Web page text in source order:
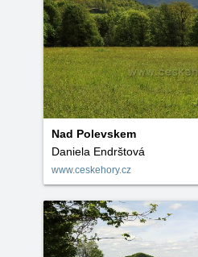
Nad Polevskem
Daniela Endrštová
www.ceskehory.cz